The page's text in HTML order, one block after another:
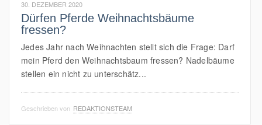
30. DEZEMBER 2020
Dürfen Pferde Weihnachtsbäume
fressen?
Jedes Jahr nach Weihnachten stellt sich die Frage: Darf
mein Pferd den Weihnachtsbaum fressen? Nadelbäume
stellen ein nicht zu unterschätz...
Geschrieben von REDAKTIONSTEAM